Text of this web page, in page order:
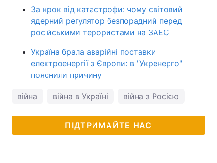
За крок від катастрофи: чому світовий
ядерний регулятор безпорадний перед
російськими терористами на ЗАЕС
Україна брала аварійні поставки
електроенергії з Європи: в "Укренерго"
пояснили причину
війна війна в Україні війна з Росією
ПІДТРИМАЙТЕ НАС